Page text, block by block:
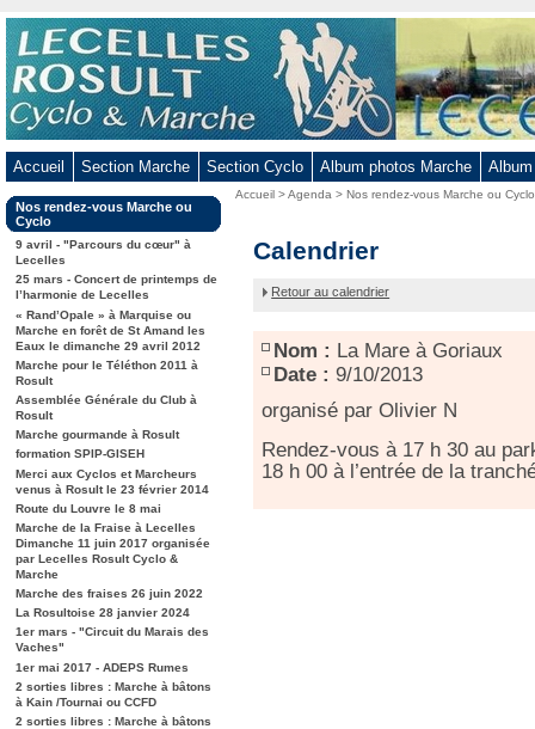
Aller
au
contenu
-
Aller
menu
principal
-
Aller
la
recherche
Accueil Section Marche Section Cyclo Album photos Marche
Dans
la
rubrique
:
Nos rendez-vous Marche ou
Cyclo
9 avril - "Parcours du cœur" à
Lecelles
25 mars - Concert de printemps de
l’harmonie de Lecelles
« Rand’Opale » à Marquise ou
Marche en forêt de St Amand les
Eaux le dimanche 29 avril 2012
Marche pour le Téléthon 2011 à
Rosult
Assemblée Générale du Club à
Rosult
Marche gourmande à Rosult
formation SPIP-GISEH
Merci aux Cyclos et Marcheurs
venus à Rosult le 23 février 2014
Route du Louvre le 8 mai
Marche de la Fraise à Lecelles
Dimanche 11 juin 2017 organisée
par Lecelles Rosult Cyclo &
Marche
Marche des fraises 26 juin 2022
La Rosultoise 28 janvier 2024
1er mars - "Circuit du Marais des
Vaches"
1er mai 2017 - ADEPS Rumes
2 sorties libres : Marche à bâtons
à Kain /Tournai ou CCFD
2 sorties libres : Marche à bâtons
Vous
Accueil >Agenda>Nos rendez-vous Marche ou Cyclo
La
Mare
Goriaux
Calendrier
Retour au calendrier
Nom : La Mare à Goriaux
Date : 9/10/2013
organisé par Olivier N
Rendez-vous à 17 h 30 au
18 h 00 à l’entrée de la